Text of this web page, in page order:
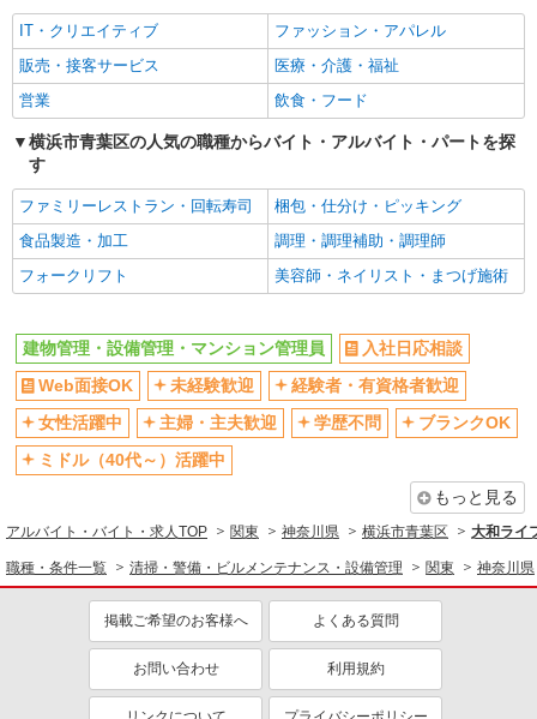
IT・クリエイティブ
ファッション・アパレル
販売・接客サービス
医療・介護・福祉
営業
飲食・フード
横浜市青葉区の人気の職種からバイト・アルバイト・パートを探
す
ファミリーレストラン・回転寿司
梱包・仕分け・ピッキング
食品製造・加工
調理・調理補助・調理師
フォークリフト
美容師・ネイリスト・まつげ施術
建物管理・設備管理・マンション管理員
入社日応相談
Web面接OK
未経験歓迎
経験者・有資格者歓迎
女性活躍中
主婦・主夫歓迎 学歴不問
ブランクOK
ミドル（40代～）活躍中
もっと見る
アルバイト・バイト・求人TOP 関東 神奈川県 横浜市青葉区 大和ライ
職種・条件一覧 清掃・警備・ビルメンテナンス・設備管理 関東 神奈川県
掲載ご希望のお客様へ よくある質問
お問い合わせ 利用規約